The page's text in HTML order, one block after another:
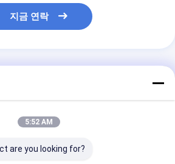
지금 연락
슈퍼 부드러운 마이크로 섬유 침
이포 알레르기성 4- 침대 키트
5:52 AM
are you looking for?